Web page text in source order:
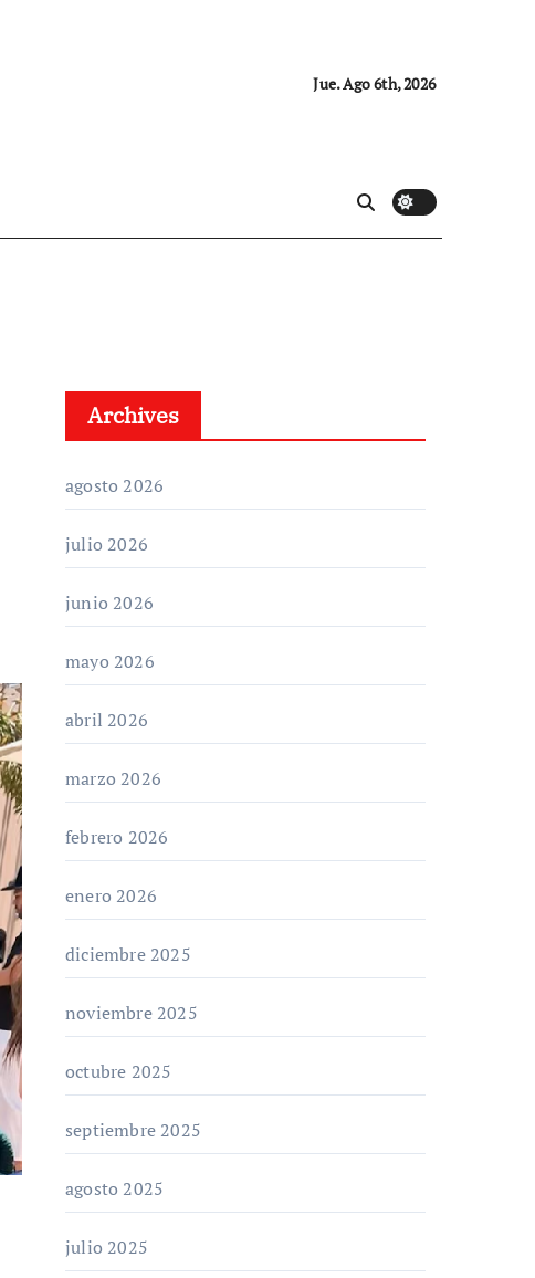
Jue. Ago 6th, 2026
Archives
agosto 2026
julio 2026
junio 2026
mayo 2026
abril 2026
marzo 2026
febrero 2026
enero 2026
diciembre 2025
noviembre 2025
octubre 2025
septiembre 2025
agosto 2025
julio 2025